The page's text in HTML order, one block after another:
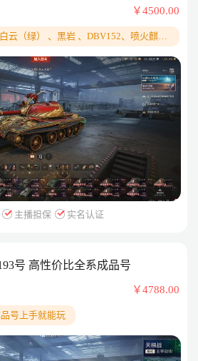
号、军人玩家
￥4500.00
云（绿） 、黑岩 、DBV152、喷火麒
等
主播担保 实名认证
性价比全系成品号
￥4788.00
号上手就能玩